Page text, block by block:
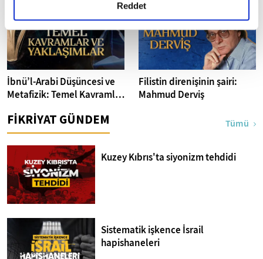
detaylı bilgi almak için lütfentıklayınız.
Reddet
İbnü’l-Arabi Düşüncesi ve
Metafizik: Temel Kavramlar
Filistin direnişinin şairi:
Mahmud Derviş
FİKRİYAT GÜNDEM Tümü
Kuzey Kıbrıs'ta siyonizm tehdidi
Sistematik işkence İsrail
hapishaneleri